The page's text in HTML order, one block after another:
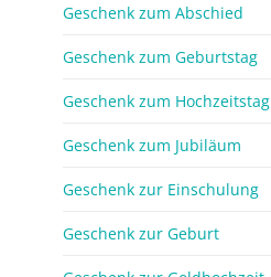
Geschenk zum Abschied
Geschenk zum Geburtstag
Geschenk zum Hochzeitstag
Geschenk zum Jubiläum
Geschenk zur Einschulung
Geschenk zur Geburt